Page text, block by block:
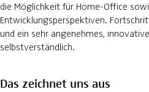
die Möglichkeit für Home-Office
Entwicklungsperspektiven.
und ein sehr angenehmes,
selbstverständlich.
Das zeichnet uns aus